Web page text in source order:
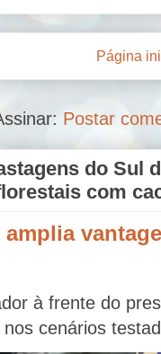
Página
Postar
do Sul
com
à frente do
cenários